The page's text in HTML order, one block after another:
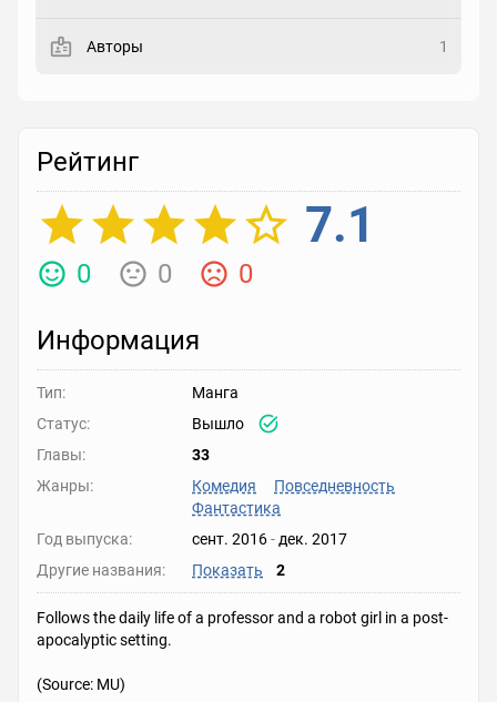
Реакция
Выберите реакцию
Авторы 1
Рейтинг
7.1
0 0 0
Информация
Тип:
Манга
Статус:
Вышло
Главы:
33
Жанры:
Комедия
Повседневность
Фантастика
Год выпуска:
сент. 2016- дек. 2017
Другие названия:
Показать 2
Follows the daily life of a professor and a robot girl in a post-
apocalyptic setting.
(Source: MU)